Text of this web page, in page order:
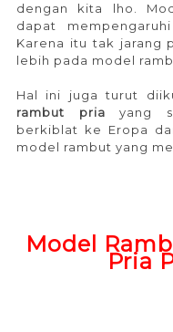
dengan kita lho.
dapat
Karena itu tak jarang
lebih pada model
Hal ini juga turut
rambut pria yang
berkiblat ke Eropa
model rambut yang
Model
Pria